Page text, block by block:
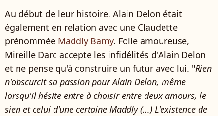
Au début de leur histoire, Alain Delon était
également en relation avec une Claudette
prénommée Maddly Bamy. Folle amoureuse,
Mireille Darc accepte les infidélités d'Alain Delon
et ne pense qu'à construire un futur avec lui. "Rien
n'obscurcit sa passion pour Alain Delon, même
lorsqu'il hésite entre à choisir entre deux amours, le
sien et celui d'une certaine Maddly (...) L'existence de